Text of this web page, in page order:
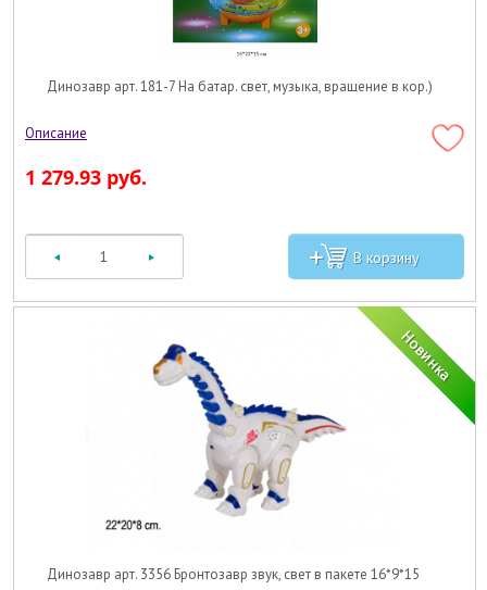
Динозавр арт. 181-7 На батар. свет, музыка, вращение в кор.)
1 279.93 руб.
Динозавр арт. 3356 Бронтозавр звук, свет в пакете 16*9*15